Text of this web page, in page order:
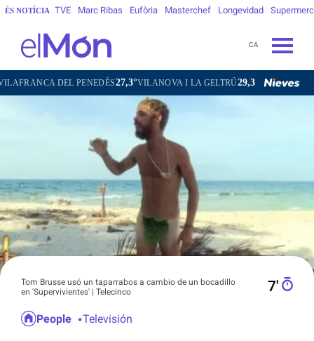
ÉS NOTÍCIA TVE Marc Ribas Eufòria Masterchef Longevidad
CA
PENEDÈS27,3°VILANOVA I LA GELTRÚ29,3°LA SEU D'URGELL20,1°
Tom Brusse usó un taparrabos a cambio de un bocadillo
en 'Supervivientes' | Telecinco
7′
People Televisión